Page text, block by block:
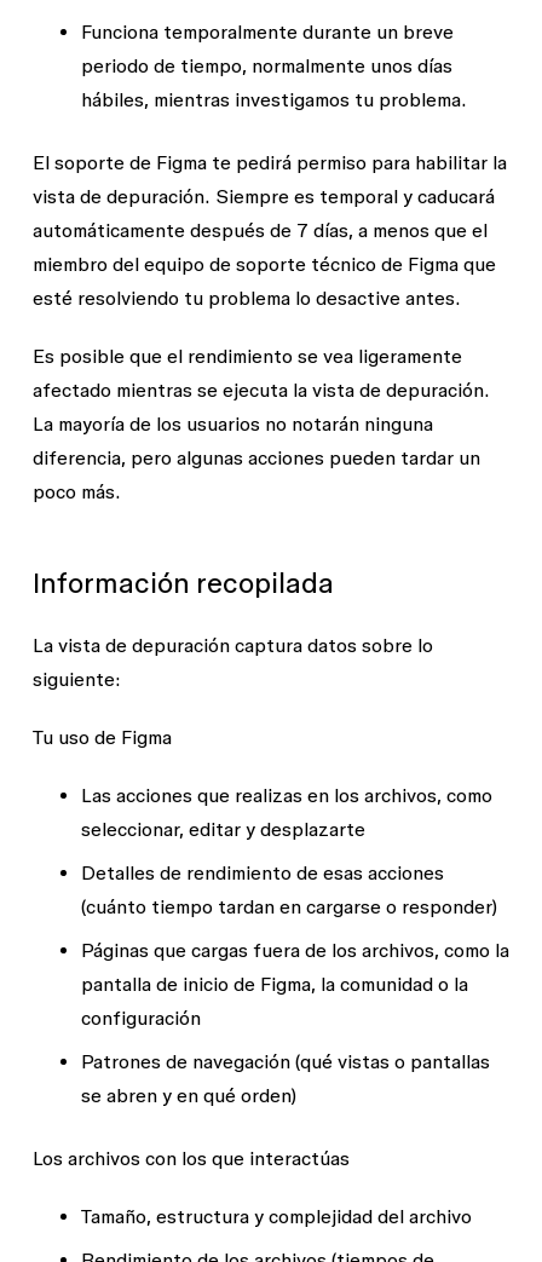
Funciona temporalmente durante un breve
periodo de tiempo, normalmente unos días
hábiles, mientras investigamos tu problema.
El soporte de Figma te pedirá permiso para habilitar la
vista de depuración. Siempre es temporal y caducará
automáticamente después de 7 días, a menos que el
miembro del equipo de soporte técnico de Figma que
esté resolviendo tu problema lo desactive antes.
Es posible que el rendimiento se vea ligeramente
afectado mientras se ejecuta la vista de depuración.
La mayoría de los usuarios no notarán ninguna
diferencia, pero algunas acciones pueden tardar un
poco más.
Información recopilada
La vista de depuración captura datos sobre lo
siguiente:
Tu uso de Figma
Las acciones que realizas en los archivos, como
seleccionar, editar y desplazarte
Detalles de rendimiento de esas acciones
(cuánto tiempo tardan en cargarse o responder)
Páginas que cargas fuera de los archivos, como la
pantalla de inicio de Figma, la comunidad o la
configuración
Patrones de navegación (qué vistas o pantallas
se abren y en qué orden)
Los archivos con los que interactúas
Tamaño, estructura y complejidad del archivo